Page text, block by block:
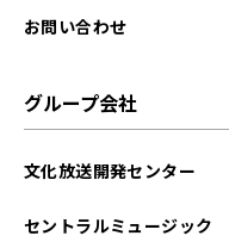
2025年05
お問い合わせ
グループ会社
文化放送開発センター
セントラルミュージック